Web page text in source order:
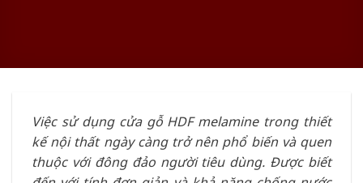
Việc sử dụng cửa gỗ HDF melamine trong thiết
kế nội thất ngày càng trở nên phổ biến và quen
thuộc với đông đảo người tiêu dùng. Được biết